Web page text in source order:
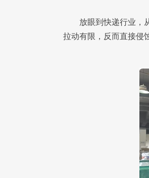
放眼到快递行业，
拉动有限，反而直接侵